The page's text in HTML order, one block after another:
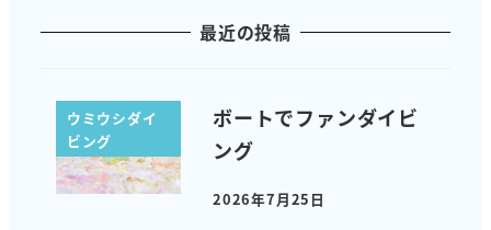
最近の投稿
ウミウシダイ
ビング
ボートでファンダイビ
ング
投稿日
2026年7月25日